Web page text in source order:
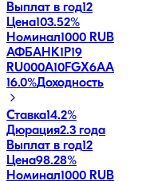
Выплат в год12
Цена103.52%
Номинал1000 RUB
АФБАНК1Р19
RU000A10FGX6AA
16.0%Доходность
Ставка14.2%
Дюрация2.3 года
Выплат в год12
Цена98.28%
Номинал1000 RUB